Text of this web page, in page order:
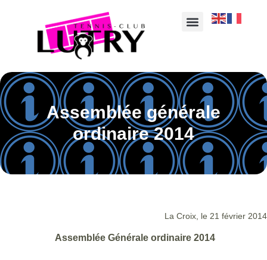
Assemblée générale
ordinaire 2014
La Croix, le 21 février 2014
Assemblée Générale ordinaire 2014